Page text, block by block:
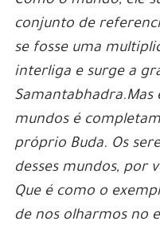
conjunto de
se fosse uma
interliga e surge a
Samantabhadra.Mas
mundos é
próprio Buda. Os
desses mundos, por
Que é como o
de nos olharmos no